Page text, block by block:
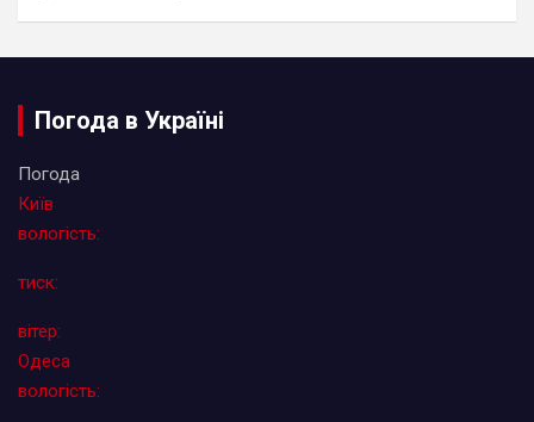
Погода в Україні
Погода
Київ
вологість:
тиск:
вітер:
Одеса
вологість: